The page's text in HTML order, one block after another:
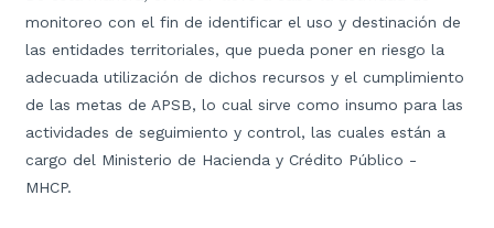
monitoreo con el fin de identificar el uso y destinación de
las entidades territoriales, que pueda poner en riesgo la
adecuada utilización de dichos recursos y el cumplimiento
de las metas de APSB, lo cual sirve como insumo para las
actividades de seguimiento y control, las cuales están a
cargo del Ministerio de Hacienda y Crédito Público -
MHCP.